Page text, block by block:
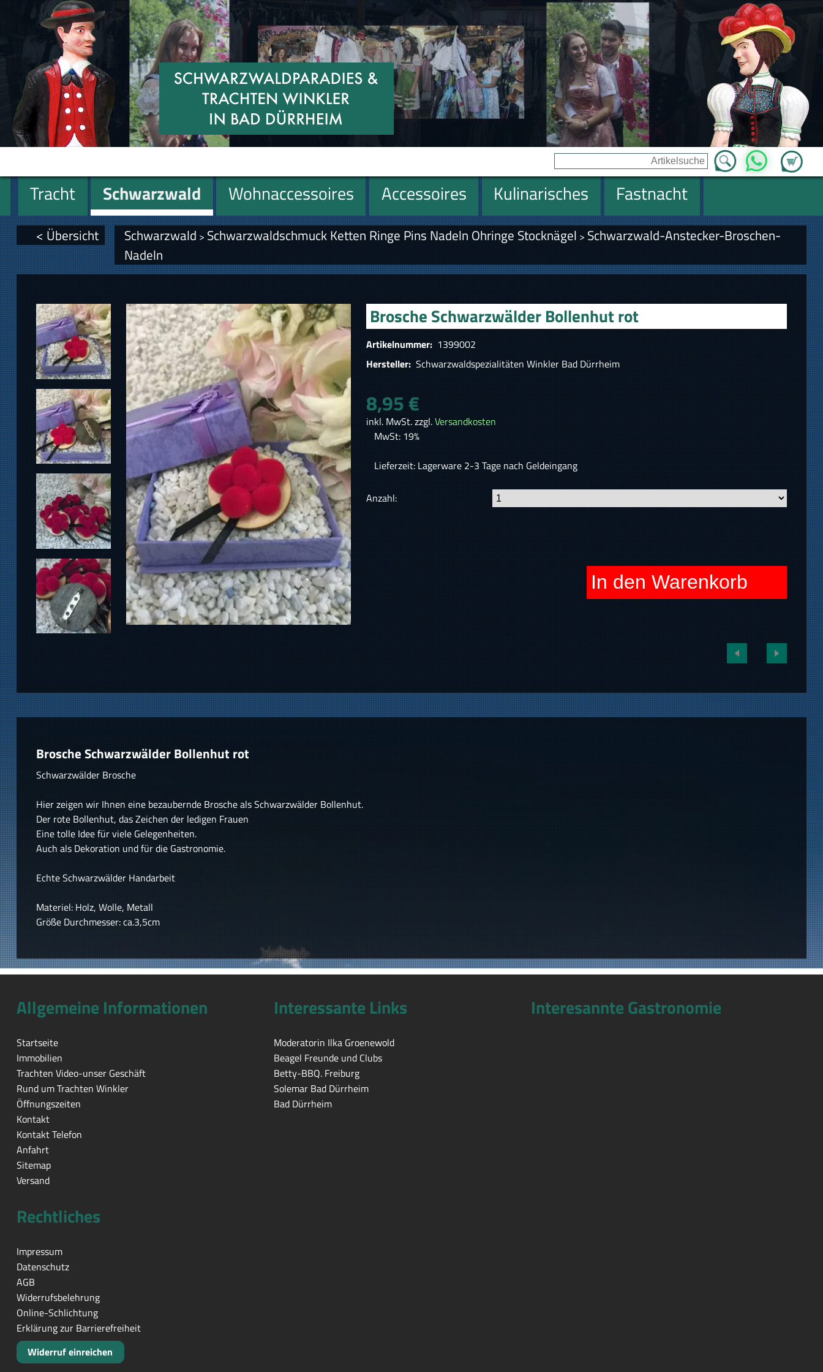
Zum
WhatsApp
Tracht Schwarzwald Wohnaccessoires Accessoires Kulinarisches
Fastnacht
Miniaturen
Geschenke
< Übersicht Schwarzwald > Schwarzwaldschmuck Ketten Ringe Pins Nadeln Ohringe Stocknägel > Schwarzwald-Anstecker-Broschen-
Nadeln
Brosche Schwarzwälder Bollenhut rot
Artikelnummer: 1399002
Hersteller: Schwarzwaldspezialitäten Winkler Bad Dürrheim
8,95 €
inkl. MwSt. zzgl.Versandkosten
MwSt: 19%
Lieferzeit: Lagerware 2-3 Tage nach Geldeingang
Anzahl:
In den Warenkorb
Brosche Schwarzwälder Bollenhut rot
Schwarzwälder Brosche
Hier zeigen wir Ihnen eine bezaubernde Brosche als Schwarzwälder Bollenhut.
Der rote Bollenhut, das Zeichen der ledigen Frauen
Eine tolle Idee für viele Gelegenheiten.
Auch als Dekoration und für die Gastronomie.
Echte Schwarzwälder Handarbeit
Materiel: Holz, Wolle, Metall
Größe Durchmesser: ca.3,5cm
Allgemeine Informationen
Startseite
Immobilien
Trachten Video-unser Geschäft
Rund um Trachten Winkler
Öffnungszeiten
Kontakt
Kontakt Telefon
Anfahrt
Sitemap
Versand
Interessante Links
Moderatorin Ilka Groenewold
Beagel Freunde und Clubs
Betty-BBQ. Freiburg
Solemar Bad Dürrheim
Bad Dürrheim
Interesannte Gastronomie
Rechtliches
Impressum
Datenschutz
AGB
Widerrufsbelehrung
Online-Schlichtung
Erklärung zur Barrierefreiheit
Widerruf einreichen